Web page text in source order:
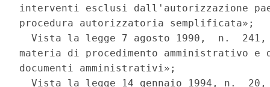
interventi esclusi dall'autorizzazione
procedura autorizzatoria semplificata»;
Vista la legge 7 agosto 1990,  n.
materia di procedimento
documenti amministrativi»;
Vista la legge 14 gennaio 1994, n.